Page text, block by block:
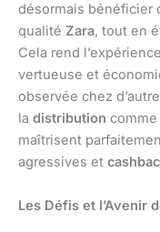
désormais bénéficier
qualité Zara, tout en
Cela rend
vertueuse et
observée chez
la distribution comme
maîtrisent
agressives et
Les Défis et l’Avenir